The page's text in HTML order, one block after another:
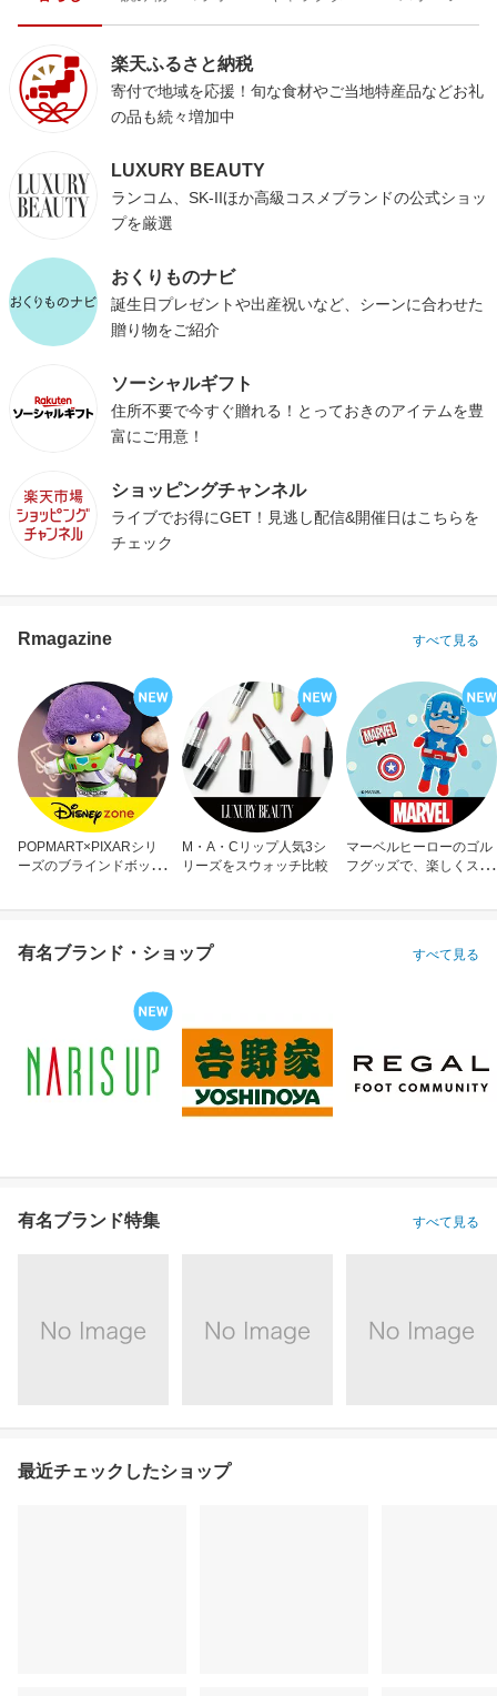
楽天ふるさと納税
寄付で地域を応援！旬な食材やご当地特産品などお礼
の品も続々増加中
LUXURY BEAUTY
ランコム、SK-IIほか高級コスメブランドの公式ショッ
プを厳選
おくりものナビ
誕生日プレゼントや出産祝いなど、シーンに合わせた
贈り物をご紹介
ソーシャルギフト
住所不要で今すぐ贈れる！とっておきのアイテムを豊
富にご用意！
ショッピングチャンネル
ライブでお得にGET！見逃し配信&開催日はこちらを
チェック
Rmagazine すべて見る
POPMART×PIXARシリ
ーズのブラインドボック
M・A・Cリップ人気3シ
リーズをスウォッチ比較
マーベルヒーローのゴル
フグッズで、楽しくスコ
有名ブランド・ショップ すべて見る
有名ブランド特集 すべて見る
最近チェックしたショップ